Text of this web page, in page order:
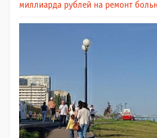
миллиарда рублей на ремонт